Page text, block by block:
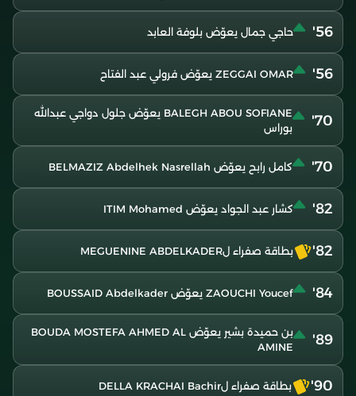
56' حاجي جمال يعوّض بلوفة العابد
56' ZEGGAI OMAR يعوّض فرولي عبد الفتاح
70'
BALEGH ABOU SOFIANE يعوّض جلول دواجي عبدالله
بوراس
70' كامل رابح يعوّض BELMAZIZ Abdelhek Nasrellah
82' كشار عبد الجواد يعوّض ITIM Mohamed
82' بطاقة صفراء لMEGUENINE ABDELKADER
84' ZAOUCHI Youcef يعوّض BOUSSAID Abdelkader
89'
بن حميدة بشير يعوّض BOUDA MOSTEFA AHMED AL
AMINE
90' بطاقة صفراء لDELLA KRACHAI Bachir